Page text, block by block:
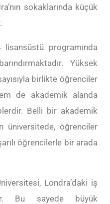
sokaklarında küçük
programında
Yüksek
birlikte öğrenciler
de akademik alanda
Belli bir akademik
üniversitede, öğrenciler
öğrencilerle bir arada
Londra’daki iş
Bu sayede büyük